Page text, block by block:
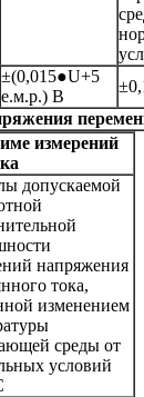
±(0,015●U+5
е.м.р.) В
измерений
допускаемой
напряжения
тока,
изменением
среды от
условий